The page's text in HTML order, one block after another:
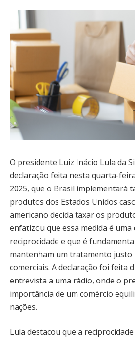
O presidente Luiz Inácio Lula da
declaração feita nesta quarta-
2025, que o Brasil implementará
produtos dos Estados Unidos
americano decida taxar os
enfatizou que essa medida é uma
reciprocidade e que é
mantenham um tratamento justo
comerciais. A declaração foi feita
entrevista a uma rádio, onde o
importância de um comércio
nações.
Lula destacou que a